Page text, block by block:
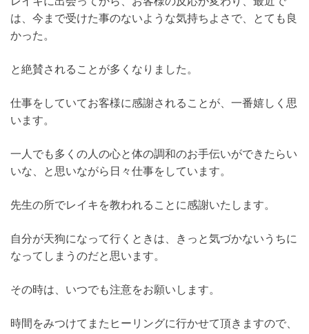
は、今まで受けた事のないような気持ちよさで、とても良
かった。
と絶賛されることが多くなりました。
仕事をしていてお客様に感謝されることが、一番嬉しく思
います。
一人でも多くの人の心と体の調和のお手伝いができたらい
いな、と思いながら日々仕事をしています。
先生の所でレイキを教われることに感謝いたします。
自分が天狗になって行くときは、きっと気づかないうちに
なってしまうのだと思います。
その時は、いつでも注意をお願いします。
時間をみつけてまたヒーリングに行かせて頂きますので、